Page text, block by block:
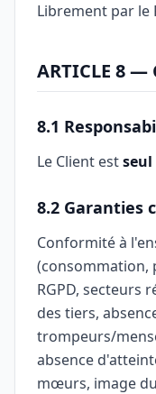
Librement par le
ARTICLE 8 —
8.1
Le Client estseul
8.2 Garanties
Conformité à
(consommation,
RGPD, secteurs
des tiers,
trompeurs/
absence
mœurs, image